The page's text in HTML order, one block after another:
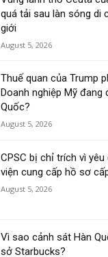
quá tải sau làn sóng di
giới
August 5, 2026
Thuế quan của Trump
Doanh nghiệp Mỹ đang
Quốc?
August 5, 2026
CPSC bị chỉ trích vì
viện cung cấp hồ sơ
August 5, 2026
Vì sao cảnh sát Hàn
sở Starbucks?